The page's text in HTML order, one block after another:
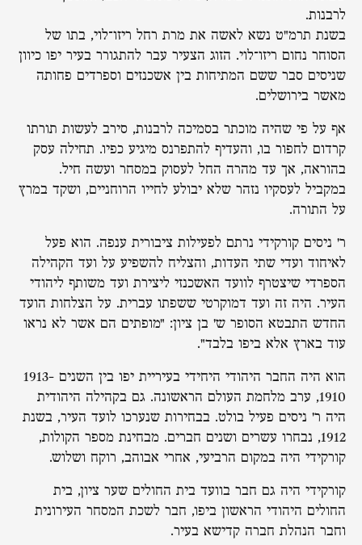
לרבנות.
בשנת תרמ"ט נשא לאשה את מרת רחל ריזו־לוי, בתו של
הסוחר נחום ריזו־לוי. הזוג הצעיר עבר להתגורר בעיר יפו כיוון
שניסים סבר ששם המתיחות בין אשכנזים וספרדים פחותה
מאשר בירושלים.
אף על פי שהיה מוכתר בסמיכה לרבנות, סירב לעשות תורתו
קרדום לחפור בו, והעדיף להתפרנס מיגיע כפיו. תחילה עסק
בהוראה, אך עד מהרה החל לעסוק במסחר ועשה חיל.
במקביל לעסקיו נזהר שלא יבולע לחייו הרוחניים, ושקד במרץ
על התורה.
ר' ניסים קורקידי נרתם לפעילות ציבורית ענפה. הוא פעל
לאיחוד ועדי שתי העדות, והצליח להשפיע על ועד הקהילה
הספרדי שיצטרף לוועד האשכנזי ליצירת ועד משותף ליהודי
העיר. היה זה ועד דמוקרטי ששפתו עברית. על הצלחות הועד
החדש התבטא הסופר ש' בן ציון: "מופתים הם אשר לא נראו
עוד בארץ אלא ביפו בלבד".
הוא היה החבר היהודי היחידי בעיריית יפו בין השנים 1913-
1910, ערב מלחמת העולם הראשונה. גם בקהילה היהודית
היה ר' ניסים פעיל בולט. בבחירות שנערכו לועד העיר, בשנת
1912, נבחרו עשרים ושנים חברים. מבחינת מספר הקולות,
קורקידי היה במקום הרביעי, אחרי אבוהב, רוקח ושלוש.
קורקידי היה גם חבר בוועד בית החולים שער ציון, בית
החולים היהודי הראשון ביפו, חבר לשכת המסחר העירונית
וחבר הנהלת חברה קדישא בעיר.